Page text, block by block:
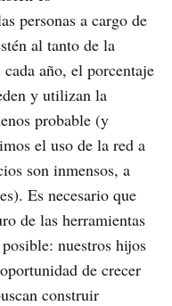
personas a cargo de
al tanto de la
año, el porcentaje
y utilizan la
probable (y
el uso de la red a
son inmensos, a
Es necesario que
de las herramientas
nuestros hijos
de crecer
construir